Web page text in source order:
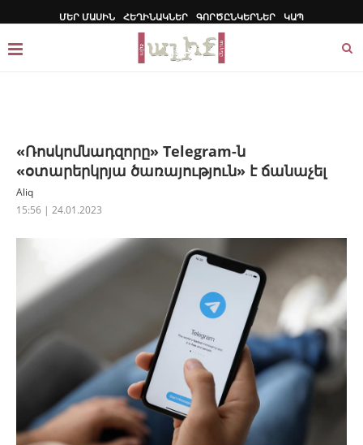
ՄԵՐ ՄԱՍԻՆ ՀԵՂԻՆԱԿՆԵՐ ԳՈՐԾԸՆԿԵՐՆԵՐ ԿԱՊ
«Ռոսկոմնադզորը» Telegram-ն
«օտարերկրյա ծառայություն» է ճանաչել
Aliq
15:56 | 24.01.2023